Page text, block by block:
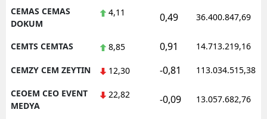
CEMAS CEMAS
DOKUM
4,11 0,49 36.400.847,69
CEMTS CEMTAS 8,85 0,91 14.713.219,16
CEMZY CEM ZEYTIN 12,30 -0,81 113.034.515,38
CEOEM CEO EVENT
MEDYA
22,82 -0,09 13.057.682,76